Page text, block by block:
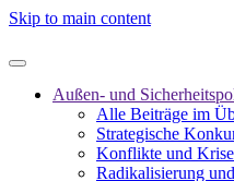
Skip to main content
Außen- und
Alle Beiträge im
Strategische
Konflikte und
Radikalisierung